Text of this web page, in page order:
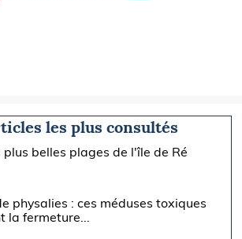
les plus consultés
plus belles plages de l'île de Ré
physalies : ces méduses toxiques
la fermeture...